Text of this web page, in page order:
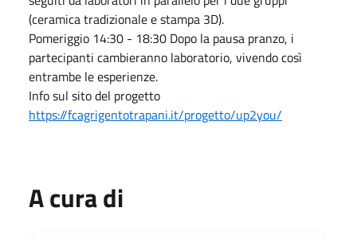
(ceramica tradizionale e stampa 3D).
Pomeriggio 14:30 - 18:30 Dopo la pausa pranzo, i
partecipanti cambieranno laboratorio, vivendo così
entrambe le esperienze.
Info sul sito del progetto
https://fcagrigentotrapani.it/progetto/up2you/
A cura di